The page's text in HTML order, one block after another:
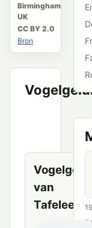
Birmingham,
UK
CC BY 2.0
Bron
Vogelgeluid
van
Tafeleend